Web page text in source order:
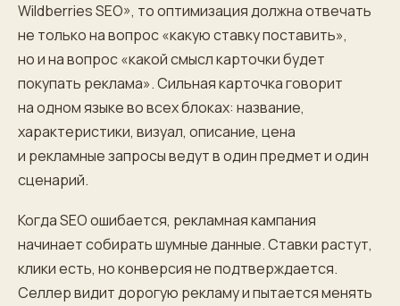
Wildberries SEO», то оптимизация должна отвечать
не только на вопрос «какую ставку поставить»,
но и на вопрос «какой смысл карточки будет
покупать реклама». Сильная карточка говорит
на одном языке во всех блоках: название,
характеристики, визуал, описание, цена
и рекламные запросы ведут в один предмет и один
сценарий.
Когда SEO ошибается, рекламная кампания
начинает собирать шумные данные. Ставки растут,
клики есть, но конверсия не подтверждается.
Селлер видит дорогую рекламу и пытается менять